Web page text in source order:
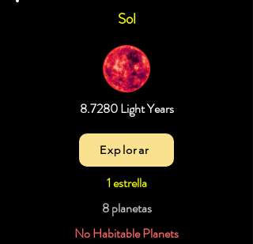
Sol
8.7280 Light Years
Explorar
1 estrella
8 planetas
No Habitable Planets